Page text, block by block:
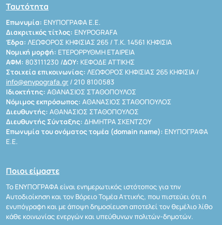
Ταυτότητα
Επωνυμία: ΕΝΥΠΟΓΡΑΦΑ Ε.Ε.
Διακριτικός τίτλος: ENYPOGRAFA
Έδρα: ΛΕΩΦΟΡΟΣ ΚΗΦΙΣΙΑΣ 265 / Τ.Κ. 14561 ΚΗΦΙΣΙΑ
Νομική μορφή: ΕΤΕΡΟΡΡΥΘΜΗ ΕΤΑΙΡΕΙΑ
ΑΦΜ: 803111230 /ΔΟΥ: ΚΕΦΟΔΕ ΑΤΤΙΚΗΣ
Στοιχεία επικοινωνίας: ΛΕΩΦΟΡΟΣ ΚΗΦΙΣΙΑΣ 265 ΚΗΦΙΣΙΑ /
info@enypografa.gr / 210 8100583
Ιδιοκτήτης: ΑΘΑΝΑΣΙΟΣ ΣΤΑΘΟΠΟΥΛΟΣ
Νόμιμος εκπρόσωπος: ΑΘΑΝΑΣΙΟΣ ΣΤΑΘΟΠΟΥΛΟΣ
Διευθυντής: ΑΘΑΝΑΣΙΟΣ ΣΤΑΘΟΠΟΥΛΟΣ
Διευθυντής Σύνταξης: ΔΗΜΗΤΡΑ ΣΚΕΝΤΖΟΥ
Επωνυμία του ονόματος τομέα (domain name): ΕΝΥΠΟΓΡΑΦΑ
Ε.Ε.
Ποιοι είμαστε
Το ΕΝΥΠΟΓΡΑΦΑ είναι ενημερωτικός ιστότοπος για την
Αυτοδιοίκηση και τον Βόρειο Τομέα Αττικής, που πιστεύει ότι η
ενυπόγραφη και με άποψη δημοσίευση αποτελεί τον θεμέλιο λίθο
κάθε κοινωνίας ενεργών και υπεύθυνων πολιτών-δημοτών.